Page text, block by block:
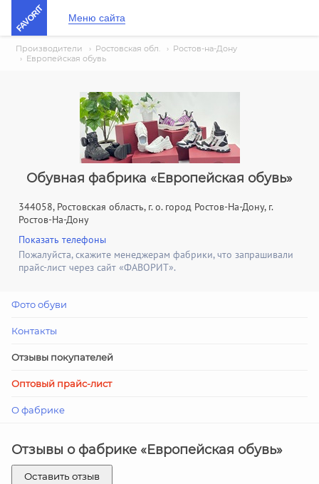
FAVORIT Меню сайта
Производители › Ростовская обл. › Ростов-на-Дону
› Европейская обувь
Обувная фабрика «Европейская обувь»
344058, Ростовская область, г. о. город Ростов-На-Дону, г.
Ростов-На-Дону
Показать телефоны
Пожалуйста, скажите менеджерам фабрики, что запрашивали
прайс-лист через сайт «ФАВОРИТ».
Фото обуви
Контакты
Отзывы покупателей
Оптовый прайс-лист
О фабрике
Отзывы о фабрике «Европейская обувь»
Оставить отзыв